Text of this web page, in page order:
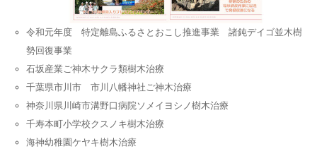
令和元年度 特定離島ふるさとおこし推進事業 諸鈍デイゴ並木樹
勢回復事業
石坂産業ご神木サクラ類樹木治療
千葉県市川市 市川八幡神社ご神木治療
神奈川県川崎市溝野口病院ソメイヨシノ樹木治療
千寿本町小学校クスノキ樹木治療
海神幼稚園ケヤキ樹木治療